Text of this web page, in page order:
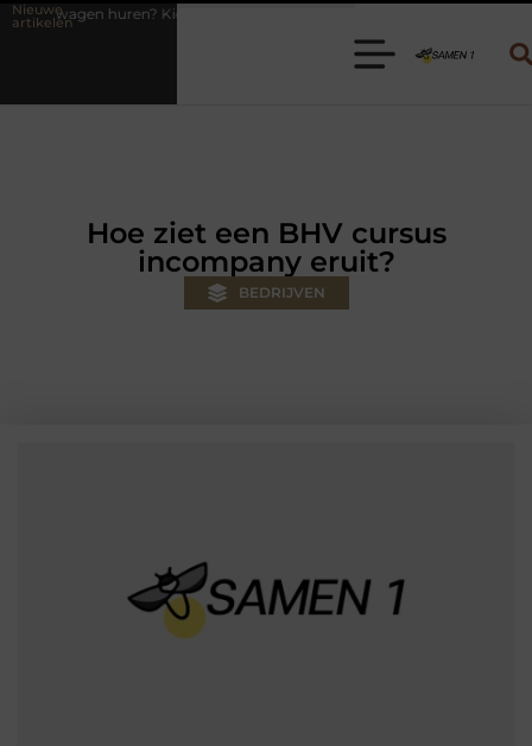
Nieuwe
artikelende juiste aanhanger voor jouw klus
Hoe ziet een BHV cursus
incompany eruit?
BEDRIJVEN